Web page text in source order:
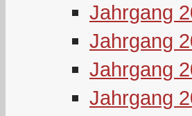
Jahrgang
Jahrgang
Jahrgang
Jahrgang